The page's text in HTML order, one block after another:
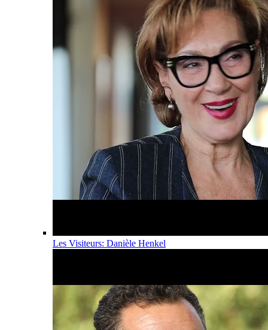
Les Visiteurs: Danièle Henkel